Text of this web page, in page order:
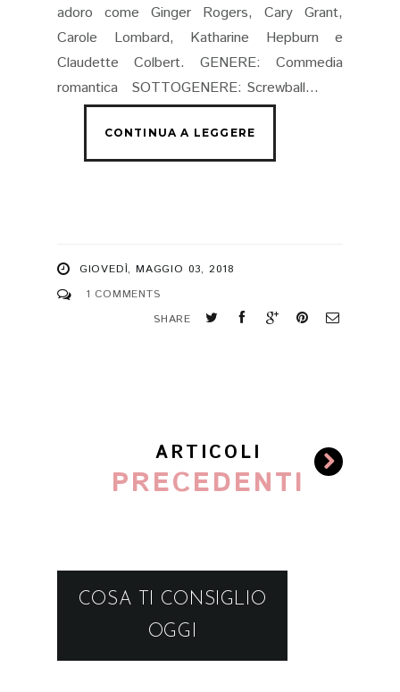
adoro come Ginger Rogers, Cary Grant,
Carole Lombard, Katharine Hepburn e
Claudette Colbert. GENERE: Commedia
romantica SOTTOGENERE: Screwball...
GIOVEDÌ, MAGGIO 03, 2018
1 COMMENTS
SHARE
ARTICOLI
PRECEDENTI
COSA TI CONSIGLIO
OGGI